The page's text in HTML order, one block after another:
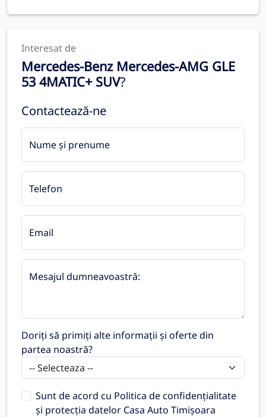
Interesat de
Mercedes-Benz Mercedes-AMG GLE
53 4MATIC+ SUV?
Contactează-ne
Nume și prenume
Telefon
Email
Mesajul dumneavoastră:
Doriți să primiți alte informații și oferte din
partea noastră?
Sunt de acord cu Politica de confidențialitate
și protecția datelor Casa Auto Timișoara